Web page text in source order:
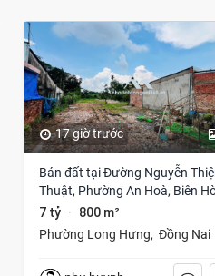
17 giờ trước
Bán đất tại Đường Nguyễn
Thuật, Phường An Hoà, Biên
Đồng Nai giá 7 tỷ
7 tỷ · 800 m²
Phường Long Hưng, Đồng Nai